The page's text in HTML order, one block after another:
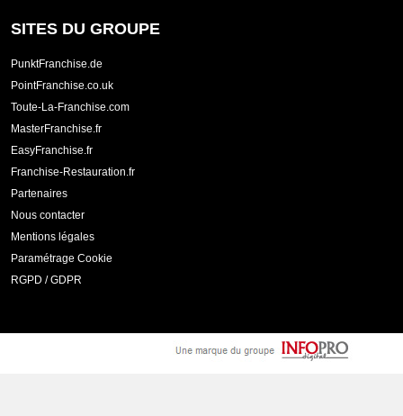
SITES DU GROUPE
PunktFranchise.de
PointFranchise.co.uk
Toute-La-Franchise.com
MasterFranchise.fr
EasyFranchise.fr
Franchise-Restauration.fr
Partenaires
Nous contacter
Mentions légales
Paramétrage Cookie
RGPD / GDPR